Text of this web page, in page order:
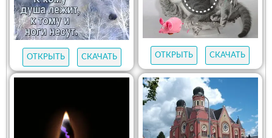
ОТКРЫТЬ СКАЧАТЬ ОТКРЫТЬ СКАЧАТЬ